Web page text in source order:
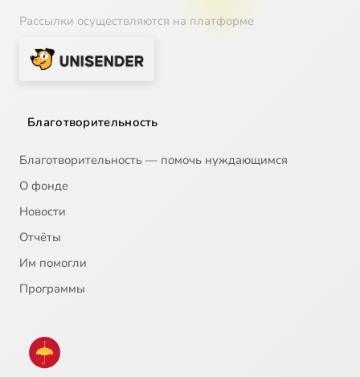
Рассылки осуществляются на платформе
Благотворительность
Благотворительность — помочь нуждающимся
О фонде
Новости
Отчёты
Им помогли
Программы